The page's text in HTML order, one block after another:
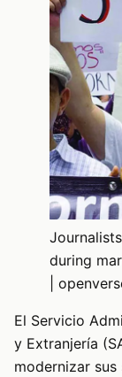
during
|
El Servicio
y Extranjería
modernizar